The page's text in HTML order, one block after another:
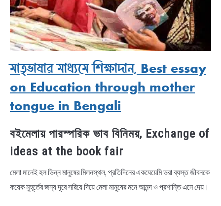
মাতৃভাষার মাধ্যমে শিক্ষাদান, Best essay
on Education through mother
tongue in Bengali
বইমেলায় পারস্পরিক ভাব বিনিময়, Exchange of
ideas at the book fair
মেলা মানেই হল ভিন্ন মানুষের মিলনস্থল, প্রতিদিনের একঘেয়েমি ভরা ব্যস্ত জীবনকে
কয়েক মুহূর্তের জন্য দূরে সরিয়ে দিয়ে মেলা মানুষের মনে আনন্দ ও প্রশান্তি এনে দেয়।